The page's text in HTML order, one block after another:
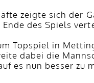
zeigte sich der
des Spiels
Topspiel in
dabei die
es nun besser zu